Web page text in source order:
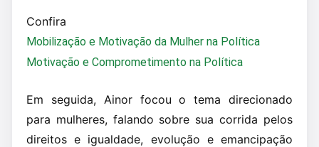
Confira
Mobilização e Motivação da Mulher na Política
Motivação e Comprometimento na Política
Em seguida, Ainor focou o tema direcionado
para mulheres, falando sobre sua corrida pelos
direitos e igualdade, evolução e emancipação